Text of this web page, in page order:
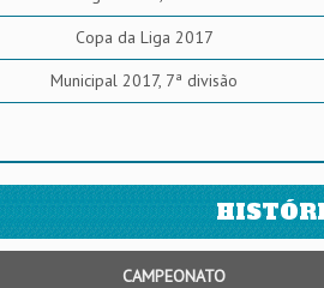
Copa da Liga 2017
Municipal 2017, 7ª divisão
CAMPEONATO